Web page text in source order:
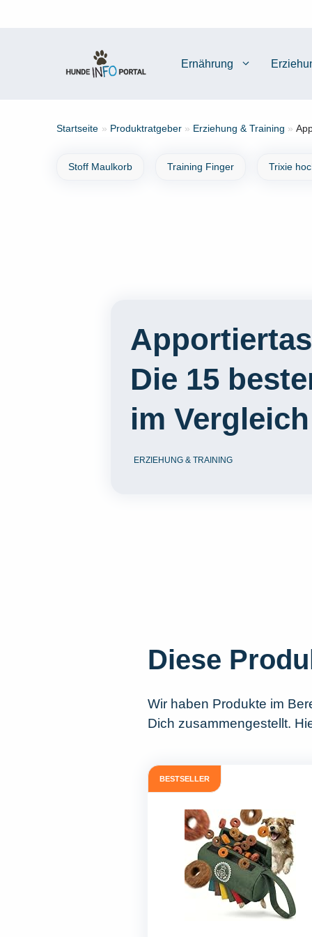
Ernährung
Startseite » Produktratgeber » Erziehung & Training »
Stoff Maulkorb Training Finger Trixie
Die 15
im Vergleich
ERZIEHUNG & TRAINING
Diese
Wir haben Produkte im
Dich zusammengestellt.
BESTSELLER